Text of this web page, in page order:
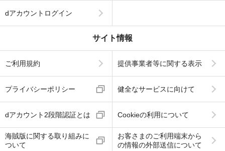
dアカウントログイン
サイト情報
ご利用規約 提供事業者等に関する表示
プライバシーポリシー 健全なサービスに向けて
dアカウント2段階認証とは Cookieの利用について
海賊版に関する取り組みに
ついて
お客さまのご利用端末から
の情報の外部送信について